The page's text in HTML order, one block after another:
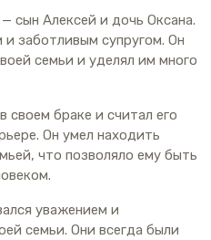
сын Алексей и дочь Оксана.
заботливым супругом. Он
семьи и уделял им много
своем браке и считал его
Он умел находить
что позволяло ему быть
уважением и
семьи. Они всегда были